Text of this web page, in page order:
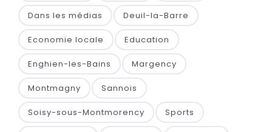
Dans les médias Deuil-la-Barre
Economie locale Education
Enghien-les-Bains Margency
Montmagny Sannois
Soisy-sous-Montmorency Sports